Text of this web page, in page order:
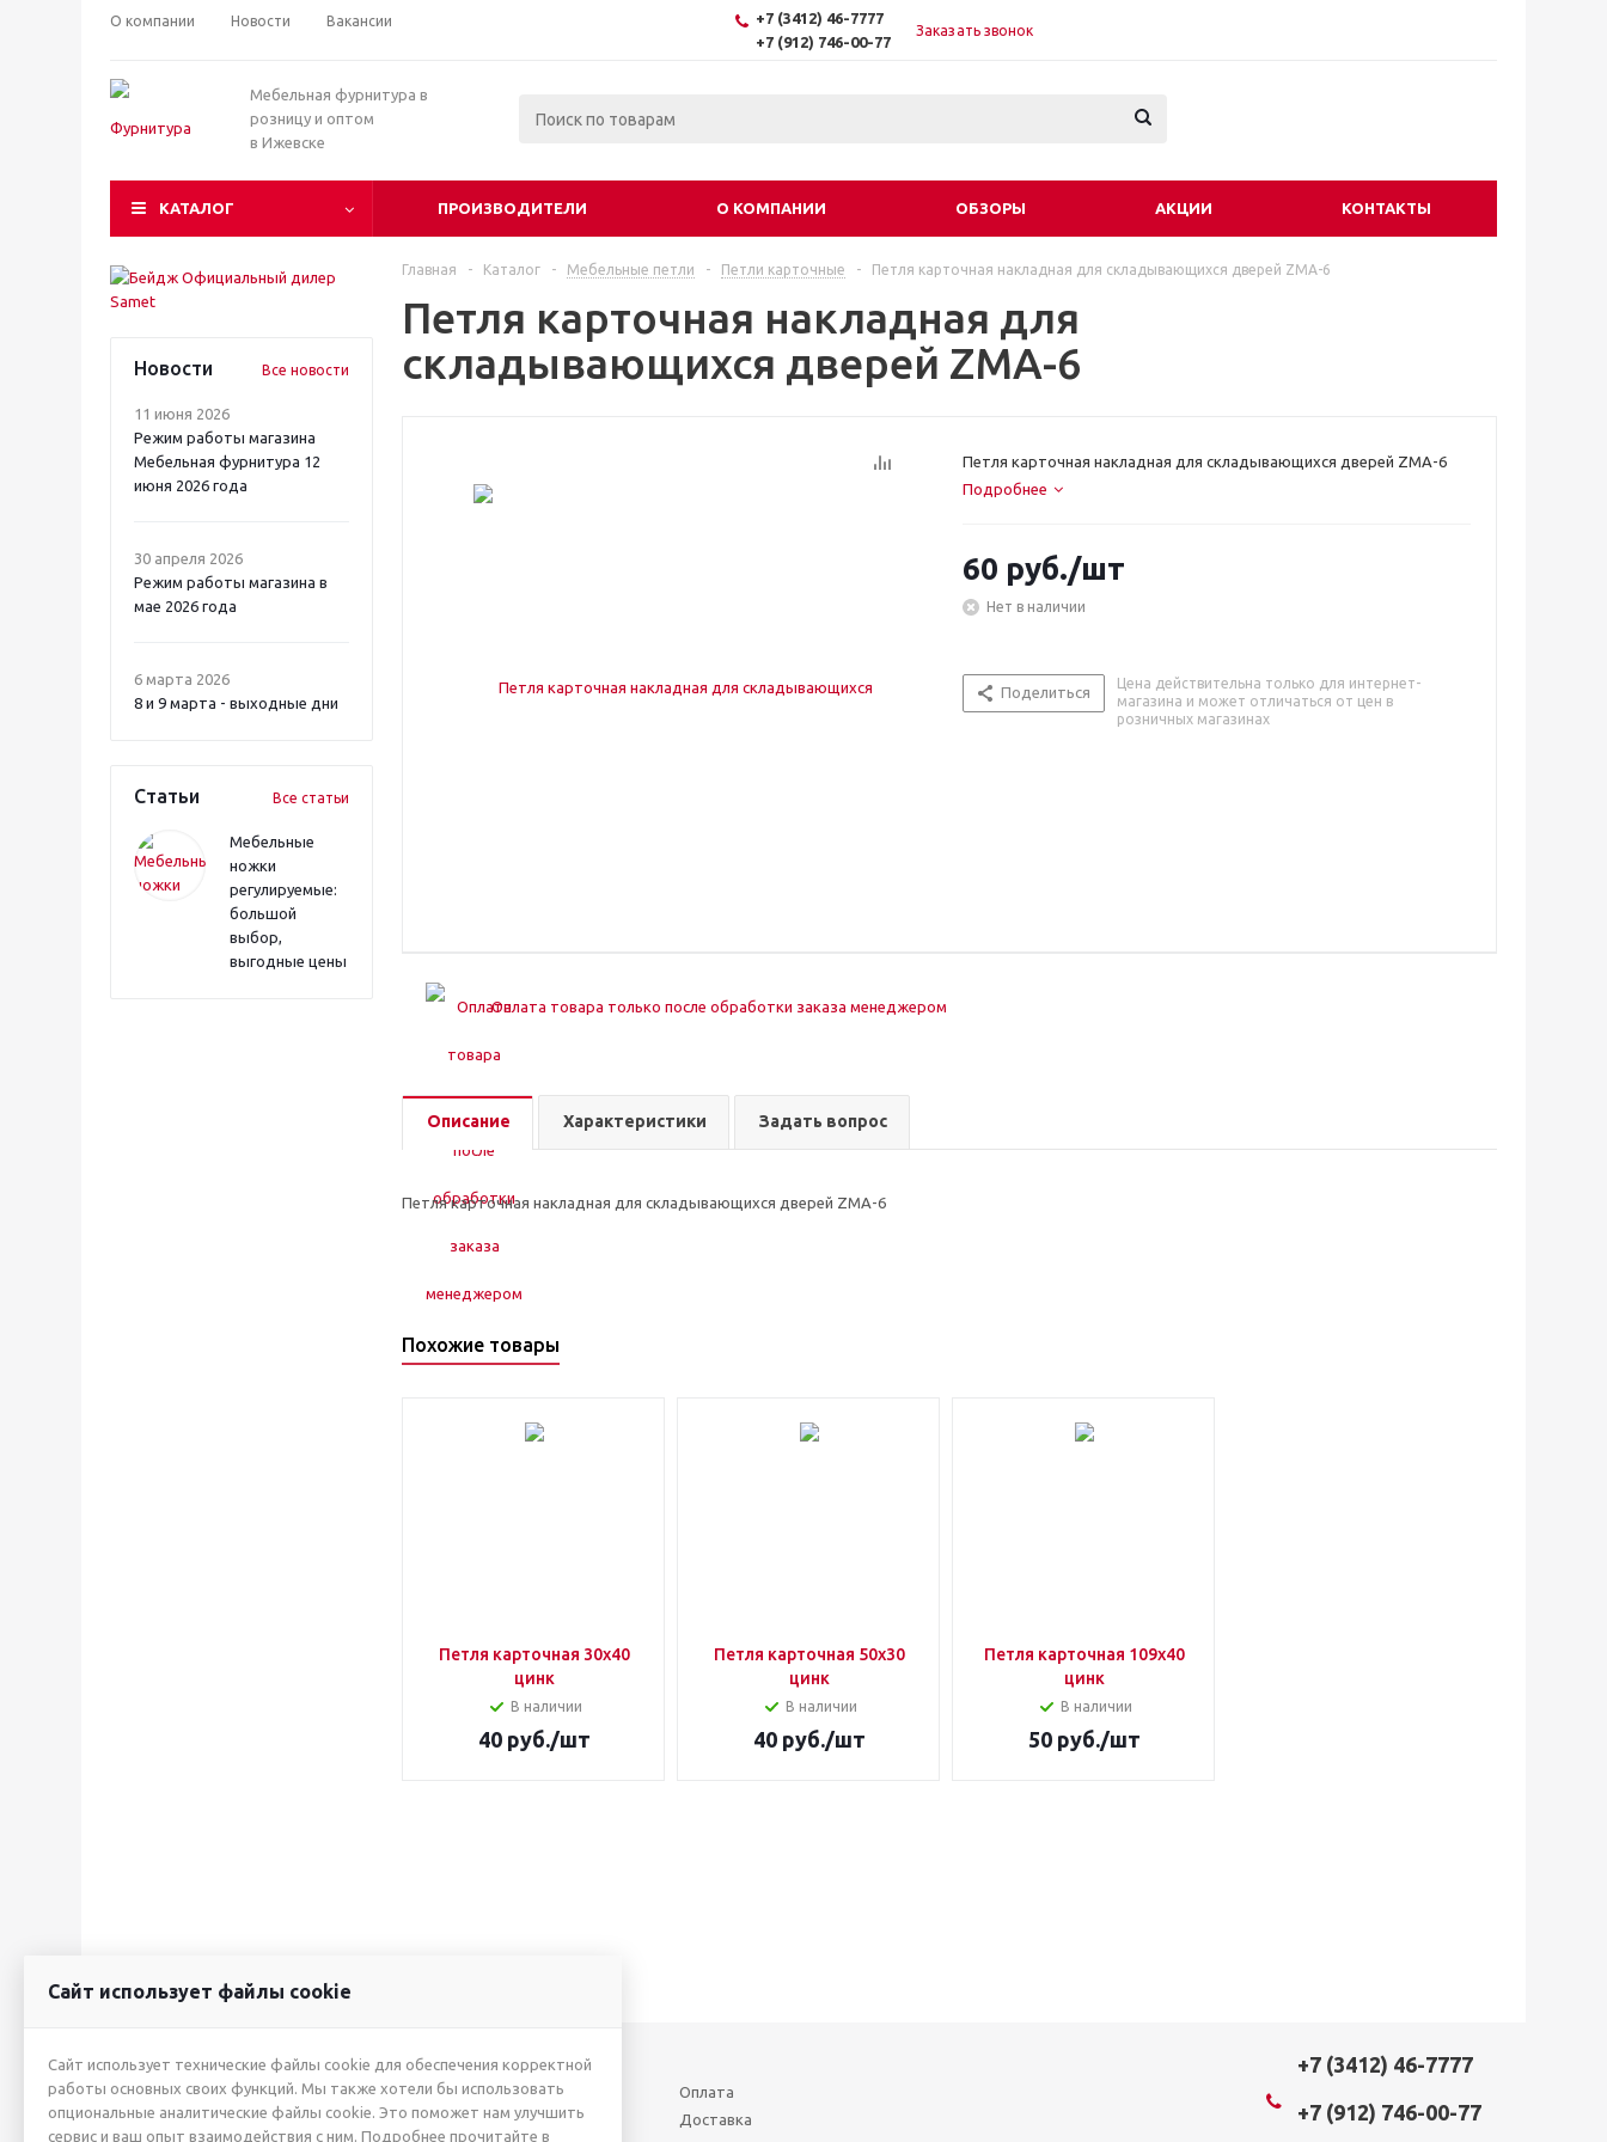
О компании Новости Вакансии
+7 (3412) 46-7777
+7 (912) 746-00-77
Заказать звонок
Мебельная фурнитура в
розницу и оптом
в Ижевске
КАТАЛОГ ПРОИЗВОДИТЕЛИ О КОМПАНИИ ОБЗОРЫ АКЦИИ КОНТАКТЫ
Новости Все новости
11 июня 2026
Режим работы магазина
Мебельная фурнитура 12
июня 2026 года
30 апреля 2026
Режим работы магазина в
мае 2026 года
6 марта 2026
8 и 9 марта - выходные дни
Статьи Все статьи
Мебельные
ножки
регулируемые:
большой
выбор,
выгодные цены
Главная - Каталог - Мебельные петли - Петли карточные - Петля карточная накладная для складывающихся дверей ZMA-6
Петля карточная накладная для
складывающихся дверей ZMA-6
Петля карточная накладная для складывающихся дверей ZMA-6
Подробнее
60 руб./шт
Нет в наличии
Поделиться
Цена действительна только для интернет-
магазина и может отличаться от цен в
розничных магазинах
Оплата товара только после обработки заказа менеджером
Описание Характеристики Задать вопрос
Петля карточная накладная для складывающихся дверей ZMA-6
Похожие товары
Петля карточная 30х40
цинк
В наличии
40руб./шт
Петля карточная 50х30
цинк
В наличии
40руб./шт
Петля карточная 109х40
цинк
В наличии
50руб./шт
2026 © ИП Жуйкова А.Ю.
О КОМПАНИИ
Новости
Производители
Оплата
Доставка
+7 (3412) 46-7777
+7 (912) 746-00-77
Сайт использует файлы cookie
Сайт использует технические файлы cookie для обеспечения корректной
работы основных своих функций. Мы также хотели бы использовать
опциональные аналитические файлы cookie. Это поможет нам улучшить
сервис и ваш опыт взаимодействия с ним. Подробнее прочитайте в